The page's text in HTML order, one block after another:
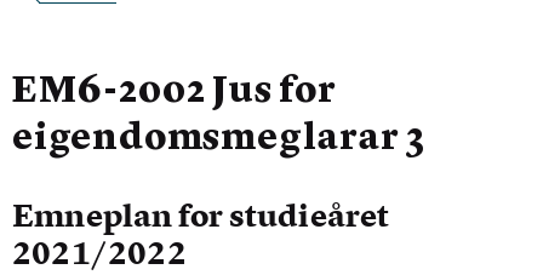
EM6-2002 Jus for
eigendomsmeglarar 3
Emneplan for studieåret
2021/2022